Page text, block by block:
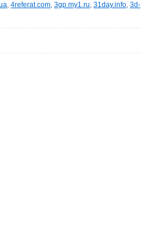
, 4referat.com, 3gp.my1.ru, 31day.info, 3d-